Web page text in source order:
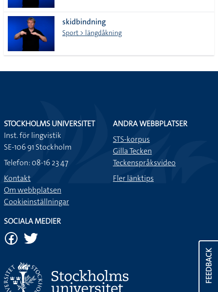
skidbindning
Sport > längdåkning
FEEDBACK
STOCKHOLMS UNIVERSITET
Inst. för lingvistik
SE-106 91 Stockholm
Telefon: 08-16 23 47
Kontakt
Om webbplatsen
Cookieinställningar
ANDRA WEBBPLATSER
STS-korpus
Gilla Tecken
Teckenspråksvideo
Fler länktips
SOCIALA MEDIER